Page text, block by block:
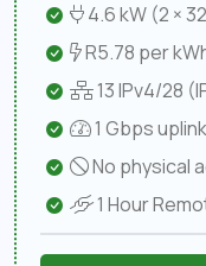
4.6 kW (2 ×
R5.78 per
13 IPv4/28
1 Gbps uplink
No physical
1 Hour